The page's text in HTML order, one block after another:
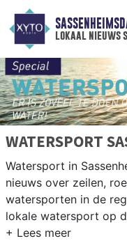
lokaal nieuws
WATERSPORT
Watersport in
nieuws over zeilen,
watersporten in de
lokale watersport op